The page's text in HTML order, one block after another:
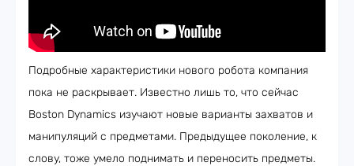
Подробные характеристики нового робота компания
пока не раскрывает. Известно лишь то, что сейчас
Boston Dynamics изучают новые варианты захватов и
манипуляций с предметами. Предыдущее поколение, к
слову, тоже умело поднимать и переносить предметы.